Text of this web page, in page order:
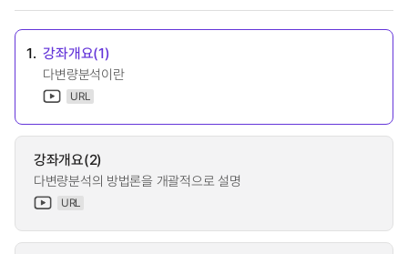
1. 강좌개요(1)
다변량분석이란
URL
강좌개요(2)
다변량분석의 방법론을 개괄적으로 설명
URL